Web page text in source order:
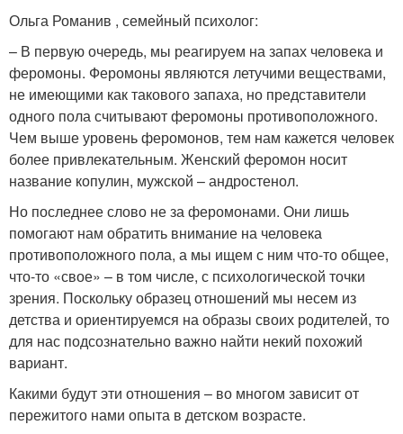
Ольга Романив , семейный психолог:
– В первую очередь, мы реагируем на запах человека и
феромоны. Феромоны являются летучими веществами,
не имеющими как такового запаха, но представители
одного пола считывают феромоны противоположного.
Чем выше уровень феромонов, тем нам кажется человек
более привлекательным. Женский феромон носит
название копулин, мужской – андростенол.
Но последнее слово не за феромонами. Они лишь
помогают нам обратить внимание на человека
противоположного пола, а мы ищем с ним что-то общее,
что-то «свое» – в том числе, с психологической точки
зрения. Поскольку образец отношений мы несем из
детства и ориентируемся на образы своих родителей, то
для нас подсознательно важно найти некий похожий
вариант.
Какими будут эти отношения – во многом зависит от
пережитого нами опыта в детском возрасте.